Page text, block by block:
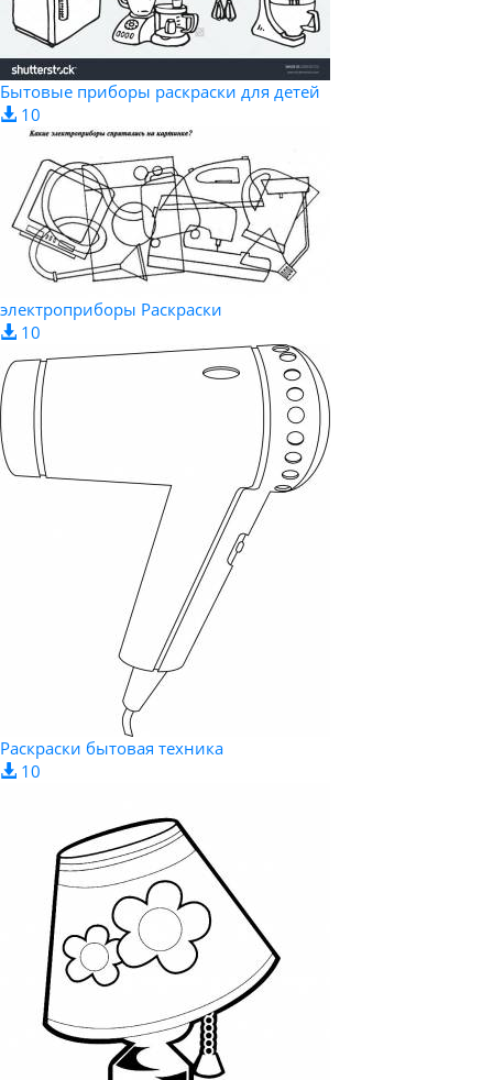
Бытовые приборы раскраски для детей
10
электроприборы Раскраски
10
Раскраски бытовая техника
10